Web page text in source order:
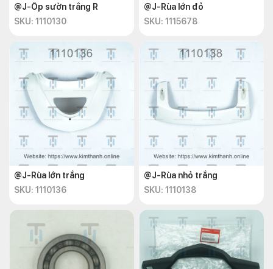
@J-Ốp sườn trắng R
SKU: 1110130
@J-Rùa lớn đỏ
SKU: 1115678
@J-Rùa lớn trắng
SKU: 1110136
@J-Rùa nhỏ trắng
SKU: 1110138